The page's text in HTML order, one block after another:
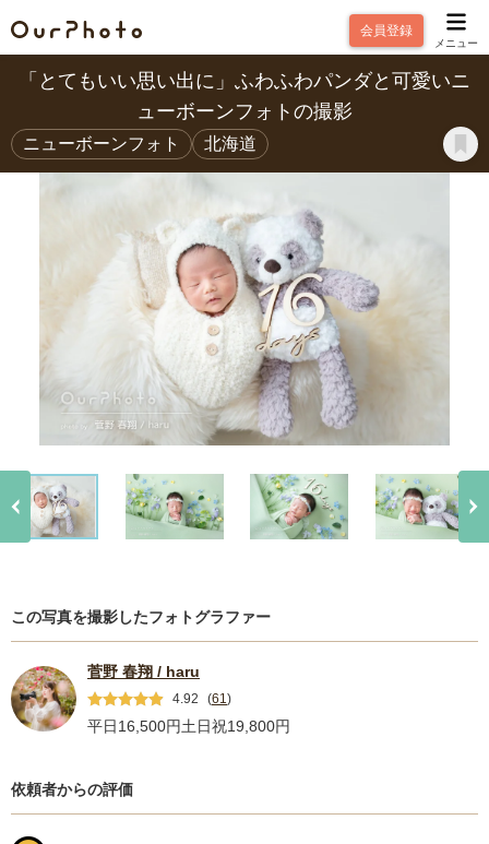
会員登録
メニュー
「とてもいい思い出に」ふわふわパンダと可愛いニ
ューボーンフォトの撮影
ニューボーンフォト 北海道
この写真を撮影したフォトグラファー
菅野 春翔 / haru
4.92 (61)
平日16,500円土日祝19,800円
依頼者からの評価